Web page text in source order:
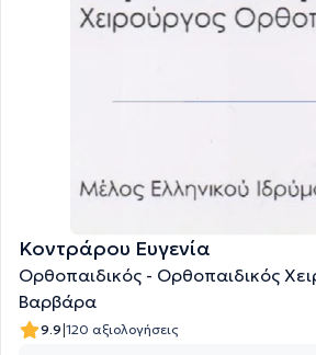
Κοντράρου Ευγενία
Ορθοπαιδικός - Ορθοπαιδικός
Βαρβάρα
9.9|120 αξιολογήσεις